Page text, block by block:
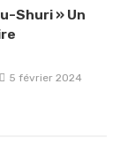
Shuri » Un
5 février 2024